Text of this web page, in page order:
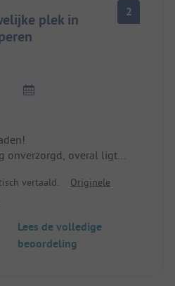
plek in
2
onverzorgd, overal ligt
groen.
en lelijk.
vertaald.
Originele
Lees de volledige
beoordeling